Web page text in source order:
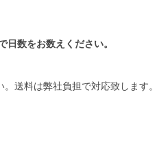
数をお数えください。
送料は弊社負担で対応致します